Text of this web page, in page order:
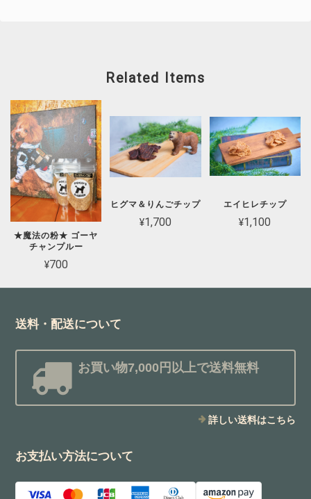
Related Items
★魔法の粉★ ゴーヤ
チャンプルー
¥700
ヒグマ＆りんごチップ
¥1,700
エイヒレチップ
¥1,100
送料・配送について
お買い物7,000円以上で送料無料
詳しい送料はこちら
お支払い方法について